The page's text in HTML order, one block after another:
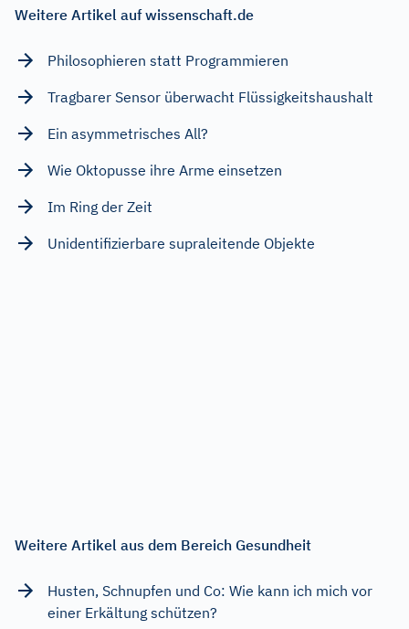
Weitere Artikel auf wissenschaft.de
Philosophieren statt Programmieren
Tragbarer Sensor überwacht Flüssigkeitshaushalt
Ein asymmetrisches All?
Wie Oktopusse ihre Arme einsetzen
Im Ring der Zeit
Unidentifizierbare supraleitende Objekte
Weitere Artikel aus dem Bereich Gesundheit
Husten, Schnupfen und Co: Wie kann ich mich vor
einer Erkältung schützen?